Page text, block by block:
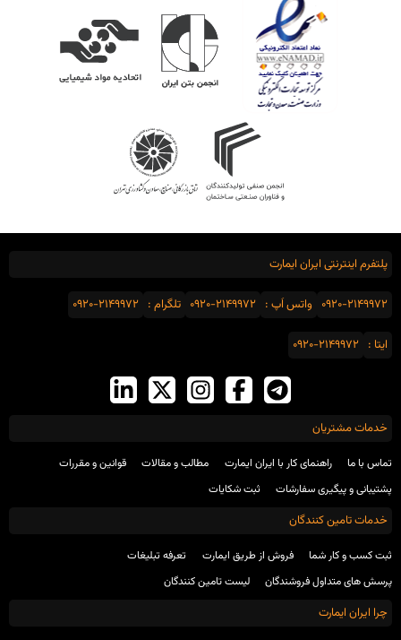
پلتفرم اینترنتی ایران ایمارت
0920-2149972 واتس اَپ : 0920-2149972 تلگرام : 0920-2149972
ایتا : 0920-2149972
خدمات مشتریان
تماس با ما راهنمای کار با ایران ایمارت مطالب و مقالات
قوانین و مقررات
پشتیبانی و پیگیری سفارشات
ثبت شکایات
خدمات تامین کنندگان
ثبت کسب و کار شما فروش از طریق ایمارت
تعرفه تبلیغات
پرسش های متداول فروشندگان
لیست تامین کنندگان
چرا ایران ایمارت